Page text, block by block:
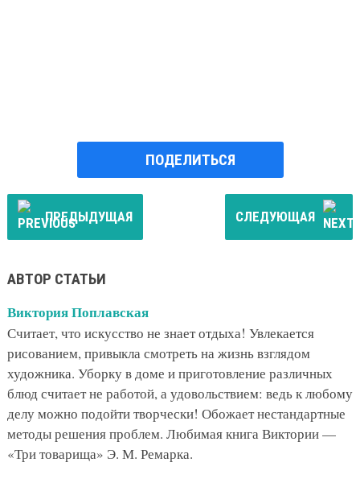
ПОДЕЛИТЬСЯ
ПРЕДЫДУЩАЯ СЛЕДУЮЩАЯ
АВТОР СТАТЬИ
Виктория Поплавская
Считает, что искусство не знает отдыха! Увлекается
рисованием, привыкла смотреть на жизнь взглядом
художника. Уборку в доме и приготовление различных
блюд считает не работой, а удовольствием: ведь к любому
делу можно подойти творчески! Обожает нестандартные
методы решения проблем. Любимая книга Виктории —
«Три товарища» Э. М. Ремарка.